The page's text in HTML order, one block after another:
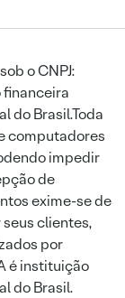
o CNPJ:
do Brasil.Toda
computadores
impedir
de
exime-se de
clientes,
por
é instituição
do Brasil.